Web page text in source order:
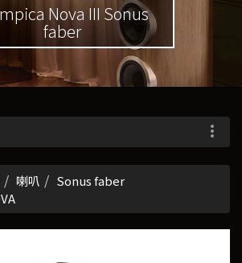
Nova III Sonus
faber
喇叭
Sonus faber